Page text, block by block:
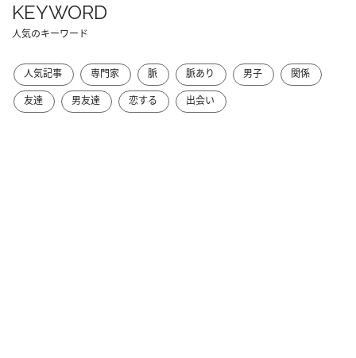
KEYWORD
人気のキーワード
人気記事 専門家 脈 脈あり 男子
関係
友達
男友達 恋する 出会い